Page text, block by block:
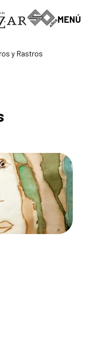
MENÚ
y Rastros